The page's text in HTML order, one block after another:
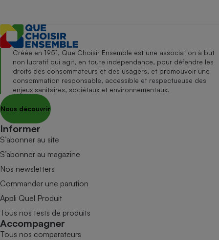
Créée en 1951, Que Choisir Ensemble est une association à but
non lucratif qui agit, en toute indépendance, pour défendre les
droits des consommateurs et des usagers, et promouvoir une
consommation responsable, accessible et respectueuse des
enjeux sanitaires, sociétaux et environnementaux.
Nous découvrir
Informer
S’abonner au site
S’abonner au magazine
Nos newsletters
Commander une parution
Appli Quel Produit
Tous nos tests de produits
Accompagner
Tous nos comparateurs